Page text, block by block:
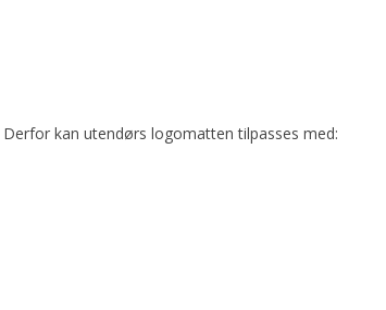
kan utendørs logomatten tilpasses med: